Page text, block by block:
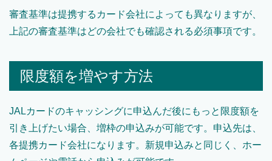
審査基準は提携するカード会社によっても異なりますが、
上記の審査基準はどの会社でも確認される必須事項です。
限度額を増やす方法
JALカードのキャッシングに申込んだ後にもっと限度額を
引き上げたい場合、増枠の申込みが可能です。申込先は、
各提携カード会社になります。新規申込みと同じく、ホー